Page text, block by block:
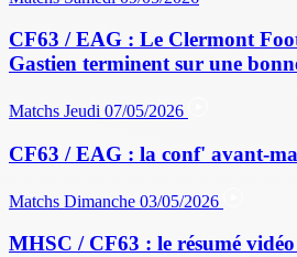
CF63 / EAG : Le Clermont
Gastien terminent sur une
Matchs Jeudi 07/05/2026
CF63 / EAG : la conf' avant-
Matchs Dimanche 03/05/2026
MHSC / CF63 : le résumé